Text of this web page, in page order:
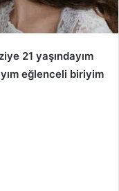
21 yaşındayım
eğlenceli biriyim